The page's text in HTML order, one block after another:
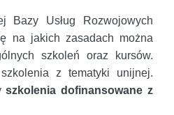
Bazy Usług Rozwojowych
na jakich zasadach można
szkoleń oraz kursów.
z tematyki unijnej.
szkolenia dofinansowane z